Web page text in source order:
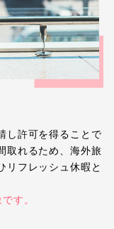
し許可を得ることで
取れるため、海外旅
リフレッシュ休暇と
す。